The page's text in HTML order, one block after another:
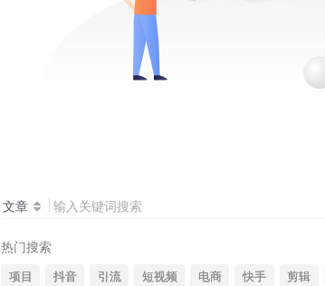
文章 输入关键词搜索
热门搜索
项目 抖音 引流 短视频 电商 快手 剪辑